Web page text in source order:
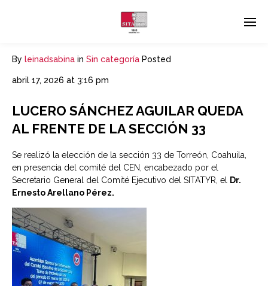
By leinadsabina in Sin categoría Posted
abril 17, 2026 at 3:16 pm
LUCERO SÁNCHEZ AGUILAR QUEDA
AL FRENTE DE LA SECCIÓN 33
Se realizó la elección de la sección 33 de Torreón, Coahuila,
en presencia del comité del CEN, encabezado por el
Secretario General del Comité Ejecutivo del SITATYR, el
Dr.
Ernesto Arellano Pérez.